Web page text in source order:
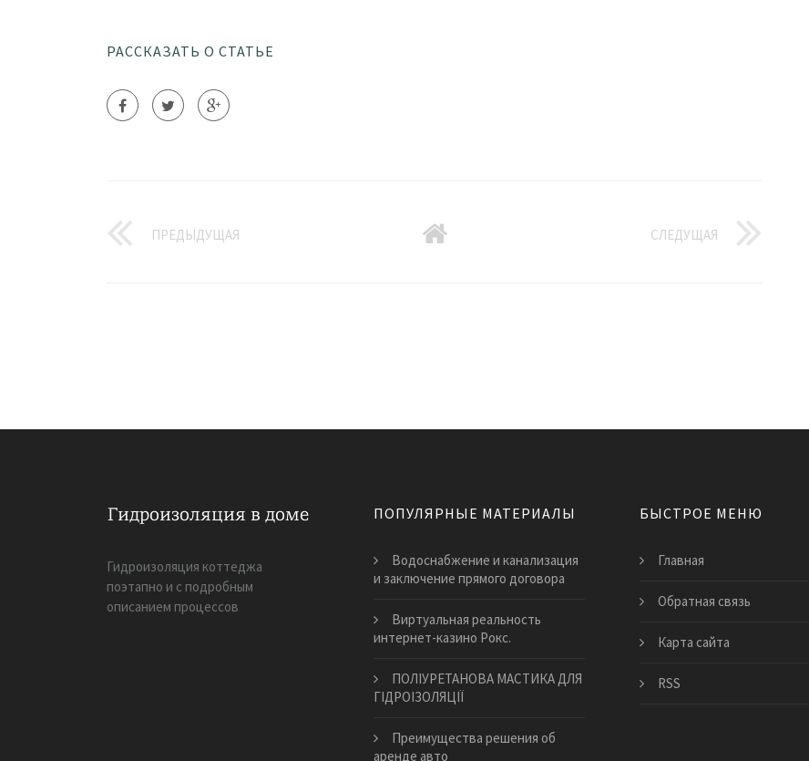
РАССКАЗАТЬ О СТАТЬЕ
ПРЕДЫДУЩАЯ СЛЕДУЩАЯ
Гидроизоляция коттеджа
поэтапно и с подробным
описанием процессов
ПОПУЛЯРНЫЕ МАТЕРИАЛЫ
Водоснабжение и канализация
и заключение прямого договора
Виртуальная реальность
интернет-казино Рокс.
ПОЛІУРЕТАНОВА МАСТИКА ДЛЯ
ГІДРОІЗОЛЯЦІЇ
Преимущества решения об
аренде авто
БЫСТРОЕ МЕНЮ
Главная
Обратная связь
Карта сайта
RSS